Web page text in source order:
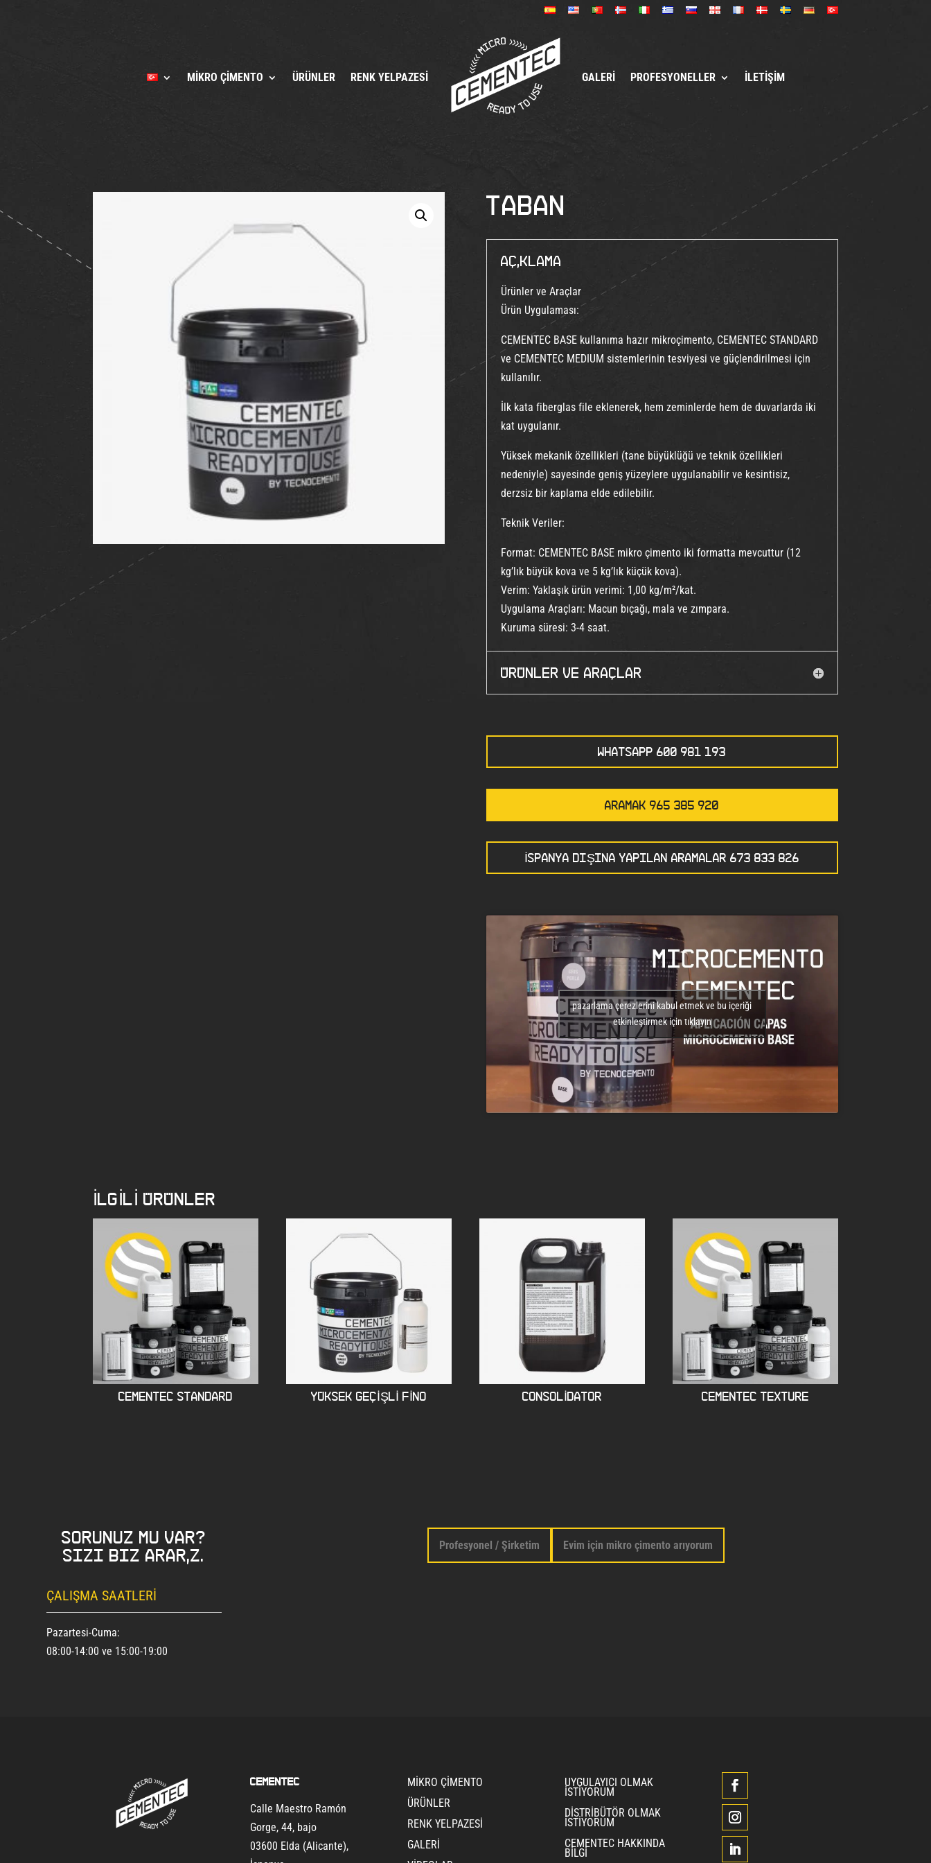
MIKRO ÇIMENTO ÜRÜNLER RENK YELPAZESI GALERI PROFESYONELLER İLETIŞIM
TABAN
Açıklama
Ürünler ve Araçlar
Ürün Uygulaması:
CEMENTEC BASE kullanıma hazır mikroçimento, CEMENTEC STANDARD
ve CEMENTEC MEDIUM sistemlerinin tesviyesi ve güçlendirilmesi için
kullanılır.
İlk kata fiberglas file eklenerek, hem zeminlerde hem de duvarlarda iki
kat uygulanır.
Yüksek mekanik özellikleri (tane büyüklüğü ve teknik özellikleri
nedeniyle) sayesinde geniş yüzeylere uygulanabilir ve kesintisiz,
derzsiz bir kaplama elde edilebilir.
Teknik Veriler:
Format: CEMENTEC BASE mikro çimento iki formatta mevcuttur (12
kg’lık büyük kova ve 5 kg’lık küçük kova).
Verim: Yaklaşık ürün verimi: 1,00 kg/m²/kat.
Uygulama Araçları: Macun bıçağı, mala ve zımpara.
Kuruma süresi: 3-4 saat.
Ürünler ve araçlar
WHATSAPP 600 981 193
ARAMAK 965 385 920
İSPANYA DIŞINA YAPILAN ARAMALAR 673 833 826
pazarlama çerezlerini kabul etmek ve bu içeriği
etkinleştirmek için tıklayın
İLGILI ÜRÜNLER
CEMENTEC STANDARD YÜKSEK GEÇIŞLI FINO CONSOLIDATOR CEMENTEC TEXTURE
Sorunuz mu var?
Sizi biz ararız.
ÇALIŞMA SAATLERI
Pazartesi-Cuma:
08:00-14:00 ve 15:00-19:00
Profesyonel / Şirketim Evim için mikro çimento arıyorum
Cementec
Calle Maestro Ramón
Gorge, 44, bajo
03600 Elda (Alicante),
MIKRO ÇIMENTO
ÜRÜNLER
RENK YELPAZESI
GALERI
UYGULAYICI OLMAK
ISTIYORUM
DISTRIBÜTÖR OLMAK
ISTIYORUM
CEMENTEC HAKKINDA
BILGI